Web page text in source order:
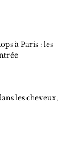
à Paris : les
les cheveux,